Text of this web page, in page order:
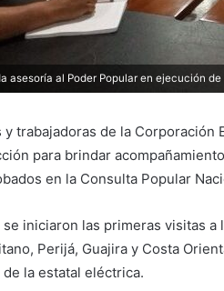
asesoría al Poder Popular en ejecución
y trabajadoras de la Corporación
para brindar
en la Consulta Popular
se iniciaron las primeras visitas
Perijá, Guajira y Costa
la estatal eléctrica.